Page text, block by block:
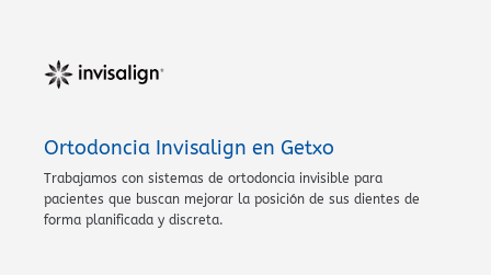
Ortodoncia Invisalign en Getxo
Trabajamos con sistemas de ortodoncia invisible para
pacientes que buscan mejorar la posición de sus dientes de
forma planificada y discreta.